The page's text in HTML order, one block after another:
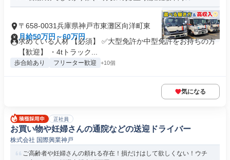
〒658-0031兵庫県神戸市東灘区向洋町東
月給50万円～60万円
求めている人材 【必須】 ✅大型免許か中型免許をお持ちの方
【歓迎】 ・4tトラック...
歩合給あり フリーター歓迎 +10個
気になる
正社員
お買い物や妊婦さんの通院などの送迎ドライバー
株式会社 国際興業神戸
ご高齢者や妊婦さんの頼れる存在！損だけはして欲しくない！ウチ